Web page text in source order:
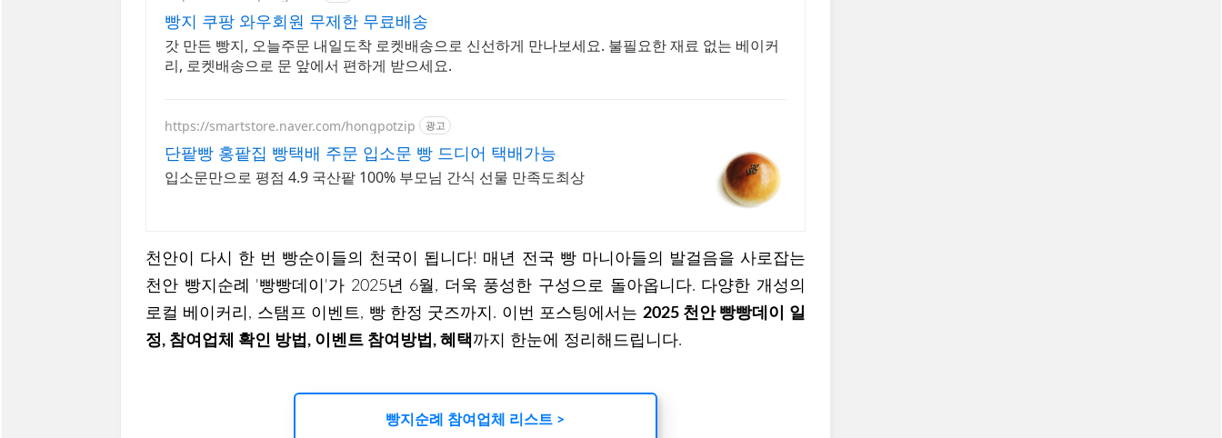
빵지 쿠팡 와우회원 무제한 무료배송
갓 만든 빵지, 오늘주문 내일도착 로켓배송으로 신선하게 만나보세요. 불필요한 재료 없는 베이커
리, 로켓배송으로 문 앞에서 편하게 받으세요.
https://smartstore.naver.com/hongpotzip 광고
단팥빵 홍팥집 빵택배 주문 입소문 빵 드디어 택배가능
입소문만으로 평점 4.9 국산팥 100% 부모님 간식 선물 만족도최상
천안이 다시 한 번 빵순이들의 천국이 됩니다! 매년 전국 빵 마니아들의 발걸음을 사로잡는
천안 빵지순례 '빵빵데이'가 2025년 6월, 더욱 풍성한 구성으로 돌아옵니다. 다양한 개성의
로컬 베이커리, 스탬프 이벤트, 빵 한정 굿즈까지. 이번 포스팅에서는 2025 천안 빵빵데이 일
정, 참여업체 확인 방법, 이벤트 참여방법, 혜택까지 한눈에 정리해드립니다.
빵지순례 참여업체 리스트 >